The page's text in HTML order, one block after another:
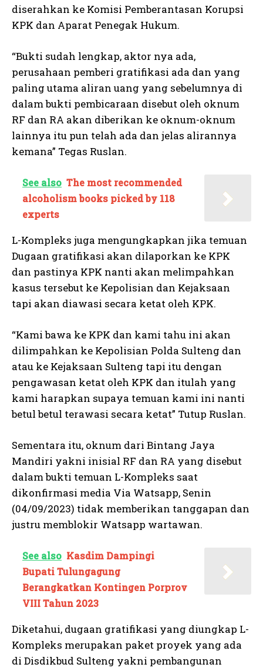
diserahkan ke Komisi Pemberantasan Korupsi
KPK dan Aparat Penegak Hukum.
“Bukti sudah lengkap, aktor nya ada,
perusahaan pemberi gratifikasi ada dan yang
paling utama aliran uang yang sebelumnya di
dalam bukti pembicaraan disebut oleh oknum
RF dan RA akan diberikan ke oknum-oknum
lainnya itu pun telah ada dan jelas alirannya
kemana” Tegas Ruslan.
See also The most recommended
alcoholism books picked by 118
experts
L-Kompleks juga mengungkapkan jika temuan
Dugaan gratifikasi akan dilaporkan ke KPK
dan pastinya KPK nanti akan melimpahkan
kasus tersebut ke Kepolisian dan Kejaksaan
tapi akan diawasi secara ketat oleh KPK.
“Kami bawa ke KPK dan kami tahu ini akan
dilimpahkan ke Kepolisian Polda Sulteng dan
atau ke Kejaksaan Sulteng tapi itu dengan
pengawasan ketat oleh KPK dan itulah yang
kami harapkan supaya temuan kami ini nanti
betul betul terawasi secara ketat” Tutup Ruslan.
Sementara itu, oknum dari Bintang Jaya
Mandiri yakni inisial RF dan RA yang disebut
dalam bukti temuan L-Kompleks saat
dikonfirmasi media Via Watsapp, Senin
(04/09/2023) tidak memberikan tanggapan dan
justru memblokir Watsapp wartawan.
See also Kasdim Dampingi
Bupati Tulungagung
Berangkatkan Kontingen Porprov
VIII Tahun 2023
Diketahui, dugaan gratifikasi yang diungkap L-
Kompleks merupakan paket proyek yang ada
di Disdikbud Sulteng yakni pembangunan